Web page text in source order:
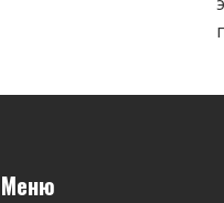
Меню